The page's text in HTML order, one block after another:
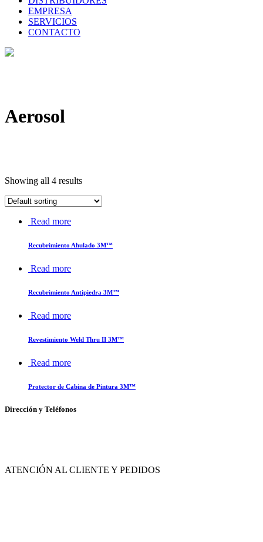
EMPRESA
SERVICIOS
CONTACTO
Aerosol
Showing all 4 results
Read more
Recubrimiento Ahulado 3M™
Read more
Recubrimiento Antipiedra 3M™
Read more
Revestimiento Weld Thru II 3M™
Read more
Protector de Cabina de Pintura 3M™
Dirección y Teléfonos
ATENCIÓN AL CLIENTE Y PEDIDOS